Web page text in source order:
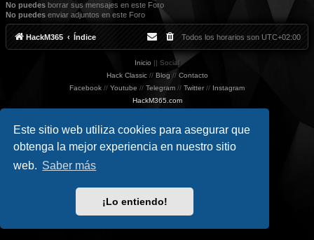
Este sitio web utiliza cookies para asegurar que
obtenga la mejor experiencia en nuestro sitio
web. Saber más
¡Lo entiendo!
No puedes borrar sus mensajes en este Foro
No puedes enviar adjuntos en este Foro
HackM365 Índice Todos los horarios son UTC+02:00
Inicio || Social
Hack Classic// Blog // Contacto
Facebook // Youtube // Telegram // Twitter // Instagram
HackM365.com